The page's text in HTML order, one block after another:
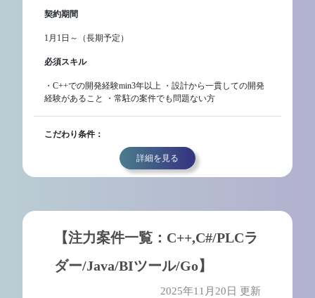
契約期間
1月1日～（長期予定）
必須スキル
・C++での開発経験min3年以上 ・設計から一貫しての開発
経験があること ・常駐の案件でも問題ない方
こだわり条件：
詳細を見る
【注力案件一覧：C++,C#/PLCラ
ダー/Java/BIツール/Go】
2025年11月20日 更新